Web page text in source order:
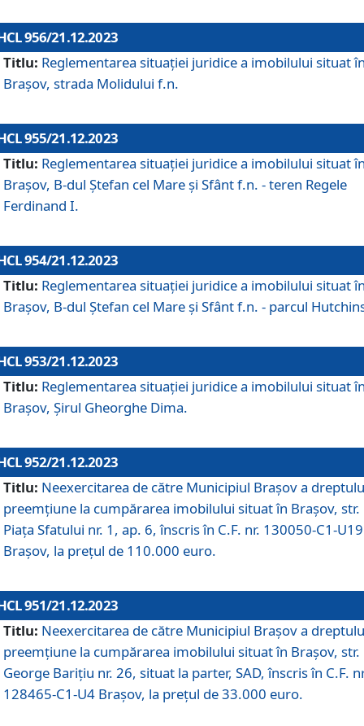
956/21.12.2023
Titlu: Reglementarea situației juridice a imobilului situat
Brașov, strada Molidului f.n.
955/21.12.2023
Titlu: Reglementarea situației juridice a imobilului situat
Brașov, B-dul Ștefan cel Mare și Sfânt f.n. - teren Regele
Ferdinand I.
954/21.12.2023
Titlu: Reglementarea situației juridice a imobilului situat
Brașov, B-dul Ștefan cel Mare și Sfânt f.n. - parcul
953/21.12.2023
Titlu: Reglementarea situației juridice a imobilului situat
Brașov, Șirul Gheorghe Dima.
952/21.12.2023
Titlu: Neexercitarea de către Municipiul Brașov a
preemțiune la cumpărarea imobilului situat în Brașov, str.
Piața Sfatului nr. 1, ap. 6, înscris în C.F. nr. 130050-C1-U19
Brașov, la prețul de 110.000 euro.
951/21.12.2023
Titlu: Neexercitarea de către Municipiul Brașov a
preemțiune la cumpărarea imobilului situat în Brașov, str.
George Barițiu nr. 26, situat la parter, SAD, înscris în C.F.
128465-C1-U4 Brașov, la prețul de 33.000 euro.